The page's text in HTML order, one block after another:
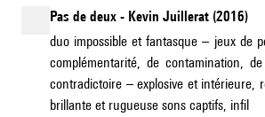
Pas de deux - Kevin Juillerat (2016)
duo impossible et fantasque – jeux de
complémentarité, de contamination,
contradictoire – explosive et intérieure,
brillante et rugueuse sons captifs, infil